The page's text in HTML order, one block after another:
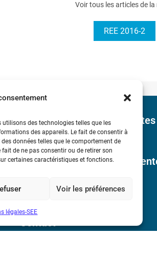
utilisons des technologies telles que les
des appareils. Le fait de consentir à
données telles que le comportement de
de ne pas consentir ou de retirer son
certaines caractéristiques et fonctions.
Voir les préférences
légales-SEE
Voir tous les articles de la
REE 2016-2
Bicentenaire des découvertes
Ampère
Conditions Générales de
Mentions légales
Contact